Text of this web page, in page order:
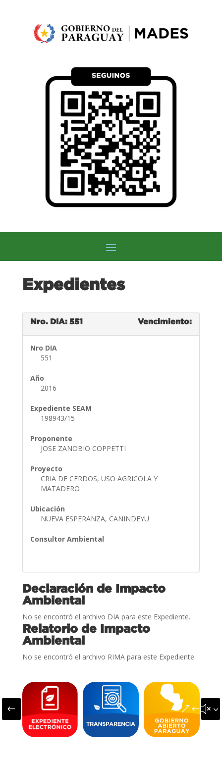
Expedientes
Nro. DIA: 551 Vencimiento:
Nro DIA
551
Año
2016
Expediente SEAM
198943/15
Proponente
JOSE ZANOBIO COPPETTI
Proyecto
CRIA DE CERDOS, USO AGRICOLA Y
MATADERO
Ubicación
NUEVA ESPERANZA, CANINDEYU
Consultor Ambiental
Declaración de Impacto
Ambiental
No se encontró el archivo DIA para este Expediente.
Relatorio de Impacto
Ambiental
No se encontró el archivo RIMA para este Expediente.
#